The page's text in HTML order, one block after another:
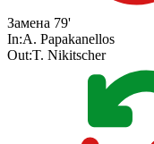
Замена 79'
In:A. Papakanellos
Out:T. Nikitscher